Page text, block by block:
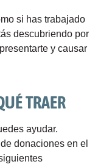
si has trabajado
descubriendo por
y causar
TRAER
ayudar.
donaciones en el